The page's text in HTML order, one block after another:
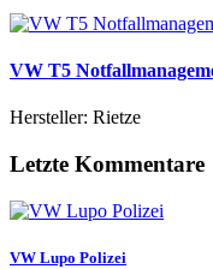
VW T5
Hersteller: Rietze
Letzte Kommentare
VW Lupo Polizei